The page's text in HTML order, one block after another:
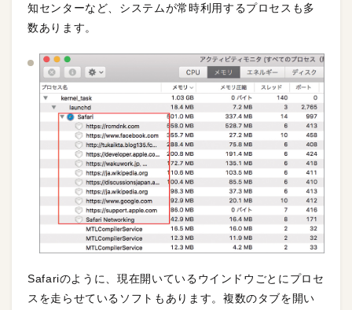
知センターなど、システムが常時利用するプロセスも多
数あります。
Safariのように、現在開いているウインドウごとにプロセ
スを走らせているソフトもあります。複数のタブを開い